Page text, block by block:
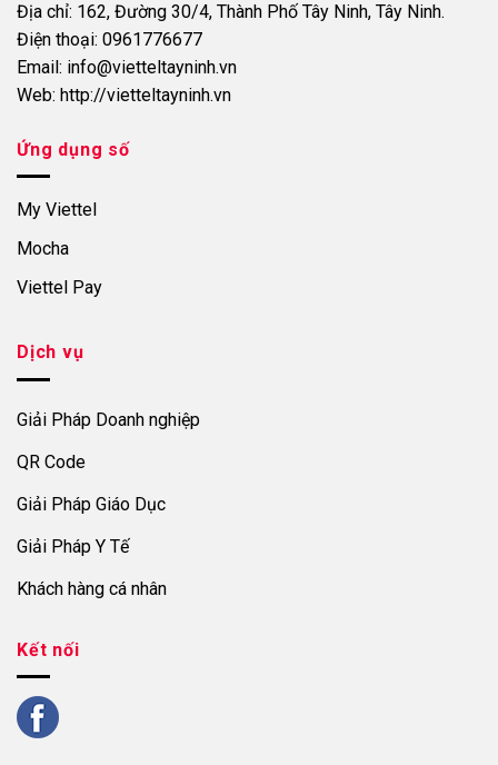
Địa chỉ: 162, Đường 30/4, Thành Phố Tây Ninh, Tây Ninh.
Điện thoại: 0961776677
Email: info@vietteltayninh.vn
Web: http://vietteltayninh.vn
Ứng dụng số
My Viettel
Mocha
Viettel Pay
Dịch vụ
Giải Pháp Doanh nghiệp
QR Code
Giải Pháp Giáo Dục
Giải Pháp Y Tế
Khách hàng cá nhân
Kết nối